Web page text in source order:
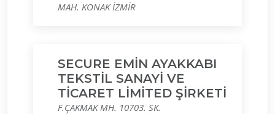
MAH. KONAK İZMİR
SECURE EMİN AYAKKABI
TEKSTİL SANAYİ VE
TİCARET LİMİTED ŞİRKETİ
F.ÇAKMAK MH. 10703. SK.